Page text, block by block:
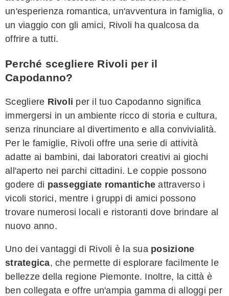
un'esperienza romantica, un'avventura in famiglia, o
un viaggio con gli amici, Rivoli ha qualcosa da
offrire a tutti.
Perché scegliere Rivoli per il
Capodanno?
Scegliere Rivoli per il tuo Capodanno significa
immergersi in un ambiente ricco di storia e cultura,
senza rinunciare al divertimento e alla convivialità.
Per le famiglie, Rivoli offre una serie di attività
adatte ai bambini, dai laboratori creativi ai giochi
all'aperto nei parchi cittadini. Le coppie possono
godere di passeggiate romantiche attraverso i
vicoli storici, mentre i gruppi di amici possono
trovare numerosi locali e ristoranti dove brindare al
nuovo anno.
Uno dei vantaggi di Rivoli è la sua posizione
strategica, che permette di esplorare facilmente le
bellezze della regione Piemonte. Inoltre, la città è
ben collegata e offre un'ampia gamma di alloggi per